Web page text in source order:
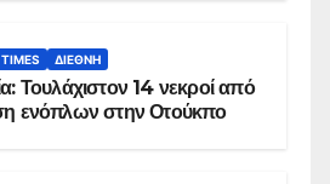
ΔΙΕΘΝΉ
Τουλάχιστον 14 νεκροί από
ενόπλων στην Οτούκπο